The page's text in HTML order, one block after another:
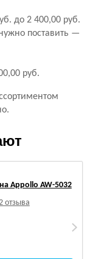
до 2 400,00 руб.
поставить —
руб.
Appollo AW-5032
отзыва